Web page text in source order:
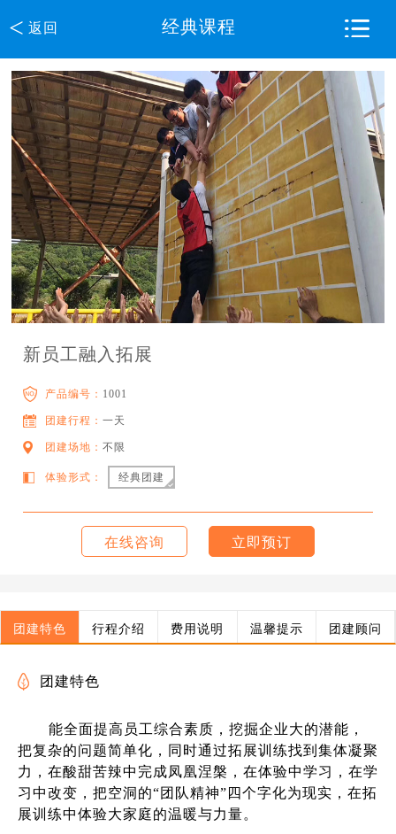
< 返回 经典课程
新员工融入拓展
产品编号： 1001
团建行程：一天
团建场地：不限
体验形式： 经典团建
在线咨询 立即预订
团建特色 行程介绍 费用说明 温馨提示 团建顾问
团建特色
能全面提高员工综合素质，挖掘企业大的潜能，
把复杂的问题简单化，同时通过拓展训练找到集体凝聚
力，在酸甜苦辣中完成凤凰涅槃，在体验中学习，在学
习中改变，把空洞的“团队精神”四个字化为现实，在拓
展训练中体验大家庭的温暖与力量。